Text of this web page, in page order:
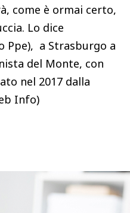
come è ormai certo,
Lo dice
Ppe), a Strasburgo a
del Monte, con
nel 2017 dalla
Info)